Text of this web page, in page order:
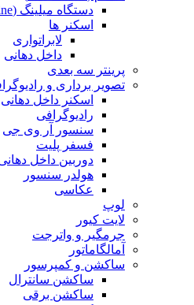
دستگاه میلینگ (Milling Machine)
اسکنر ها
لابراتواری
داخل دهانی
پرینتر سه بعدی
تصویر برداری و
اسکنر داخل دهانی
رادیوگرافی
سنسور آر وی جی
فسفر پلیت
دوربین داخل
هولدر سنسور
عکاسی
لوپ
لایت کیور
جرمگیر و واترجت
آمالگاماتور
ساکشن و کمپرسور
ساکشن سانترال
ساکشن برقی